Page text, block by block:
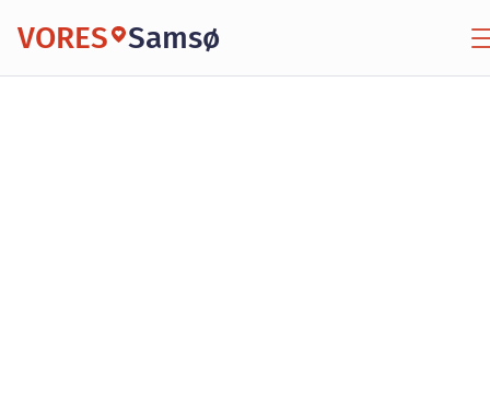
VORES Samsø